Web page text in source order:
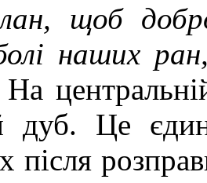
лан, щоб
наших
дуб. Це
після